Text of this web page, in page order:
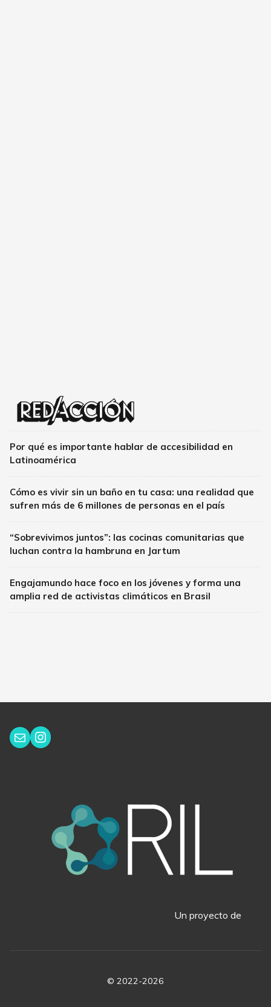
Por qué es importante hablar de accesibilidad en
Latinoamérica
Cómo es vivir sin un baño en tu casa: una realidad que
sufren más de 6 millones de personas en el país
“Sobrevivimos juntos”: las cocinas comunitarias que
luchan contra la hambruna en Jartum
Engajamundo hace foco en los jóvenes y forma una
amplia red de activistas climáticos en Brasil
Correo electrónico
Instagram
Un proyecto de
© 2022-2026